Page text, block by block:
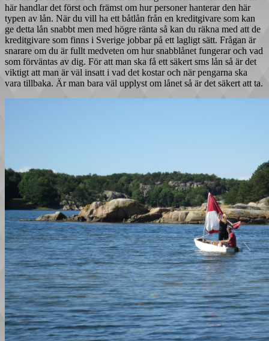
här handlar det först och främst om hur personer hanterar den här
typen av lån. När du vill ha ett båtlån från en kreditgivare som kan
ge detta lån snabbt men med högre ränta så kan du räkna med att de
kreditgivare som finns i Sverige jobbar på ett lagligt sätt. Frågan är
snarare om du är fullt medveten om hur snabblånet fungerar och vad
som förväntas av dig. För att man ska få ett säkert sms lån så är det
viktigt att man är väl insatt i vad det kostar och när pengarna ska
vara tillbaka. Är man bara väl upplyst om lånet så är det säkert att ta.